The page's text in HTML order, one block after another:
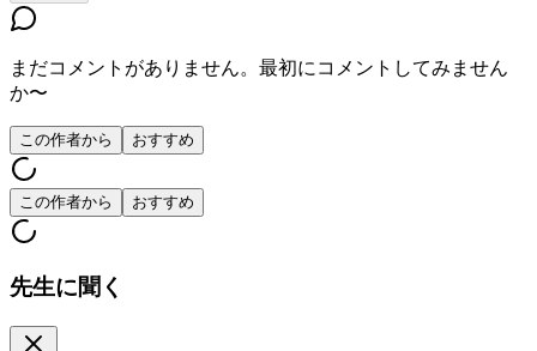
まだコメントがありません。最初にコメントしてみません
か〜
この作者から おすすめ
この作者から おすすめ
先生に聞く